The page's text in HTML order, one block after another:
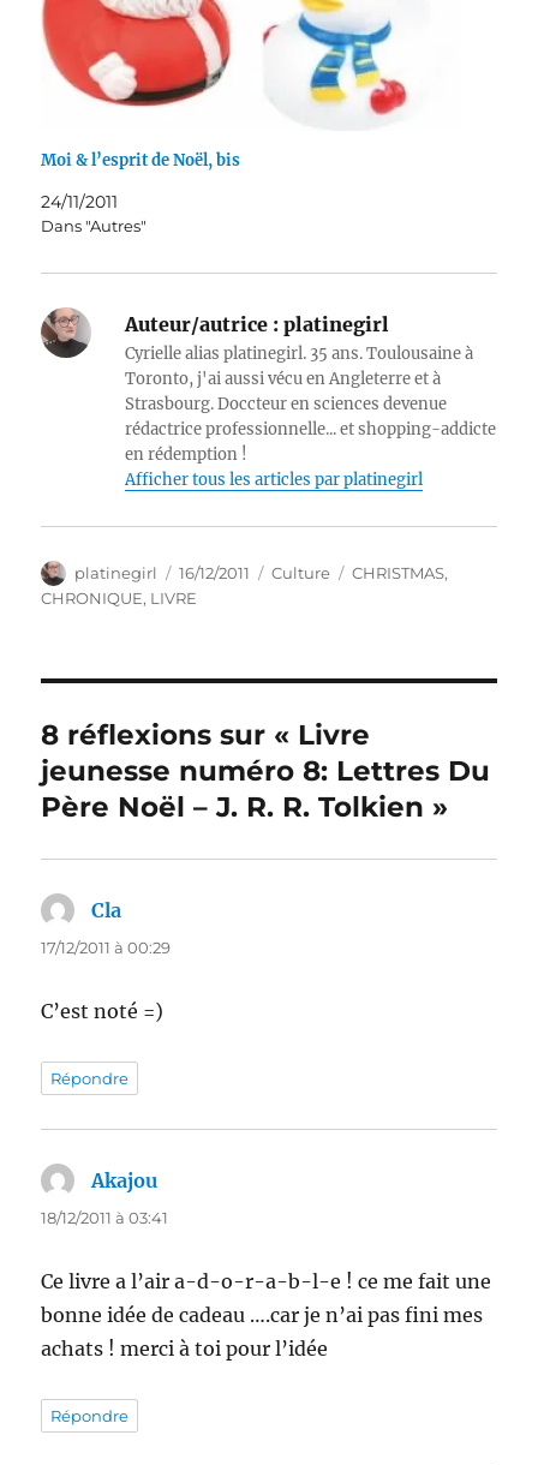
Moi & l’esprit de Noël, bis
24/11/2011
Dans "Autres"
Auteur/autrice : platinegirl
Cyrielle alias platinegirl. 35 ans. Toulousaine à
Toronto, j'ai aussi vécu en Angleterre et à
Strasbourg. Doccteur en sciences devenue
rédactrice professionnelle... et shopping-addicte
en rédemption !
Afficher tous les articles par platinegirl
Auteur
platinegirl
Publié
le
16/12/2011 Catégories
Culture Étiquettes
CHRISTMAS,
CHRONIQUE, LIVRE
8 réflexions sur « Livre
jeunesse numéro 8: Lettres Du
Père Noël – J. R. R. Tolkien »
Cla
17/12/2011 à 00:29
C’est noté =)
Répondre
Akajou
18/12/2011 à 03:41
Ce livre a l’air a-d-o-r-a-b-l-e ! ce me fait une
bonne idée de cadeau ….car je n’ai pas fini mes
achats ! merci à toi pour l’idée
Répondre